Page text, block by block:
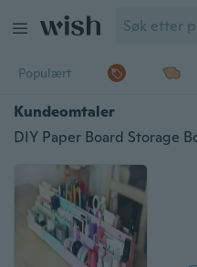
Populært
Kundeomtaler